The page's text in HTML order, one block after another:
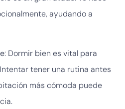
ayudando a
: Dormir bien es vital para
tener una rutina antes
más cómoda puede